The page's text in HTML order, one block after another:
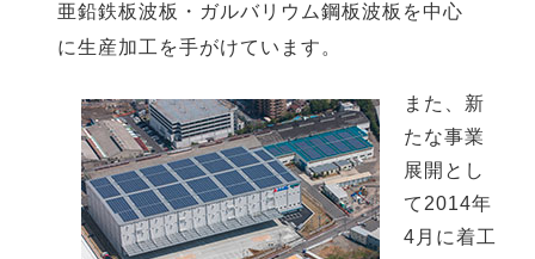
亜鉛鉄板波板・ガルバリウム鋼板波板を中心
に生産加工を手がけています。
また、新
たな事業
展開とし
て2014年
4月に着工